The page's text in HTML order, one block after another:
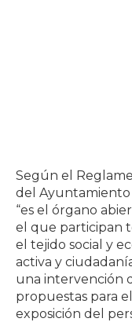
Según el
del Ayuntamiento
“es el órgano
el que participan
el tejido social y
activa y
una intervención
propuestas para
exposición del